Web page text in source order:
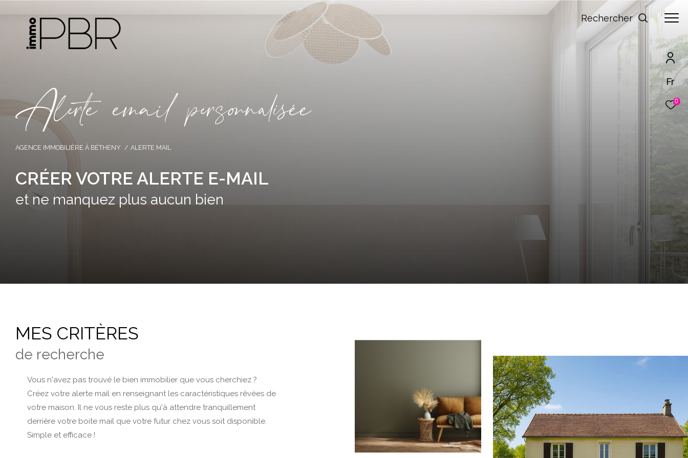
Fr
0
Rechercher
Alete emai pesonaiée
AGENCE IMMOBILIÈRE À BÉTHENY ALERTE MAIL
CRÉER VOTRE ALERTE E-MAIL
et ne manquez plus aucun bien
MES CRITÈRES
de recherche
Vous n'avez pas trouvé le bien immobilier que vous cherchiez ?
Créez votre alerte mail en renseignant les caractéristiques rêvées de
votre maison. Il ne vous reste plus qu'à attendre tranquillement
derrière votre boite mail que votre futur chez vous soit disponible.
Simple et efficace !